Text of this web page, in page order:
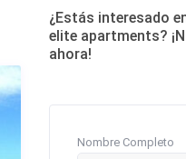
¿Estás interesado
elite apartments?
ahora!
Nombre Completo